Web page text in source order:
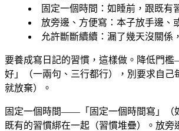
固定一個時間 ：如睡前，跟既有
放旁邊、方便寫 ：本子放手邊、
允許斷斷續續 ：漏了幾天沒關係
要養成寫日記的習慣，這樣做。降低門
好」（一兩句、三行都行），別要求自己
就放棄）。
固定一個時間——「固定一個時間寫」（
既有的習慣綁在一起（習慣堆疊）。放